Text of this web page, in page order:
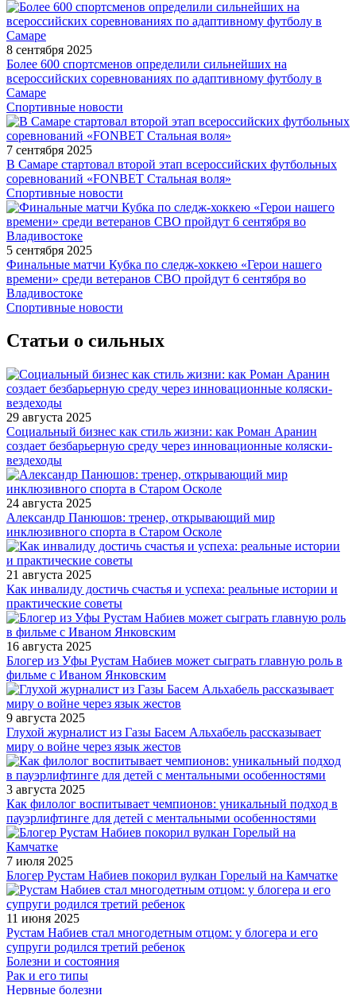
8 сентября 2025
Более 600 спортсменов определили сильнейших на
всероссийских соревнованиях по адаптивному футболу в
Самаре
Спортивные новости
7 сентября 2025
В Самаре стартовал второй этап всероссийских футбольных
соревнований «FONBET Стальная воля»
Спортивные новости
5 сентября 2025
Финальные матчи Кубка по следж-хоккею «Герои нашего
времени» среди ветеранов СВО пройдут 6 сентября во
Владивостоке
Спортивные новости
Статьи о сильных
29 августа 2025
Социальный бизнес как стиль жизни: как Роман Аранин
создает безбарьерную среду через инновационные коляски-
вездеходы
24 августа 2025
Александр Панюшов: тренер, открывающий мир
инклюзивного спорта в Старом Осколе
21 августа 2025
Как инвалиду достичь счастья и успеха: реальные истории и
практические советы
16 августа 2025
Блогер из Уфы Рустам Набиев может сыграть главную роль в
фильме с Иваном Янковским
9 августа 2025
Глухой журналист из Газы Басем Альхабель рассказывает
миру о войне через язык жестов
3 августа 2025
Как филолог воспитывает чемпионов: уникальный подход в
пауэрлифтинге для детей с ментальными особенностями
7 июля 2025
Блогер Рустам Набиев покорил вулкан Горелый на Камчатке
11 июня 2025
Рустам Набиев стал многодетным отцом: у блогера и его
супруги родился третий ребенок
Болезни и состояния
Рак и его типы
Нервные болезни